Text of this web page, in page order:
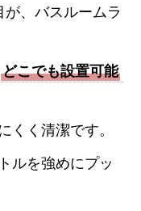
、バスルームラ
どこでも設置可能
くく清潔です。
ルを強めにプッ